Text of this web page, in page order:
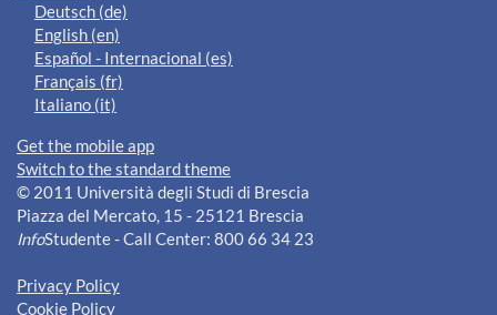
Deutsch ‎(de)‎
English ‎(en)‎
Español - Internacional ‎(es)‎
Français ‎(fr)‎
Italiano ‎(it)‎
Get the mobile app
Switch to the standard theme
© 2011 Università degli Studi di Brescia
Piazza del Mercato, 15 - 25121 Brescia
InfoStudente - Call Center: 800 66 34 23
Privacy Policy
Cookie Policy